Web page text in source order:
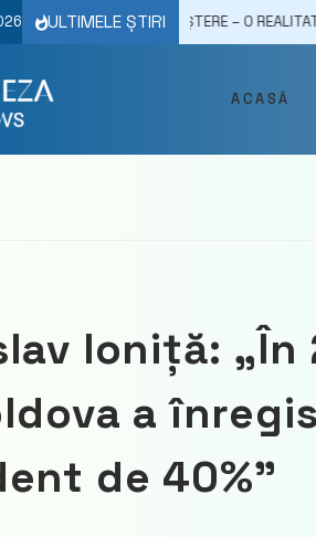
ULTIMELE ȘTIRI
ÎN CREȘTERE – O REALITATE ALARMANTĂ
ACASĂ
Ioniță:
a
de 40%”